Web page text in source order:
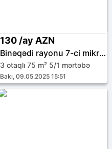
130 /ay AZN
Binəqədi rayonu 7-ci mikrorayon
3 otaqlı 75 m² 5/1 mərtəbə
Bakı, 09.05.2025 15:51